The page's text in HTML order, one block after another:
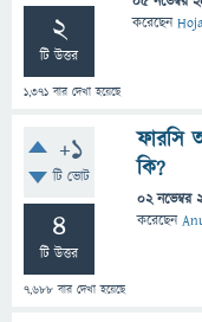
2
টি উত্তর
1,371 বার দেখা হয়েছে
করেছেন
+1
টি ভোট
4
টি উত্তর
7,688 বার দেখা হয়েছে
ফারসি
কি?
02 নভেম্বর
করেছেন